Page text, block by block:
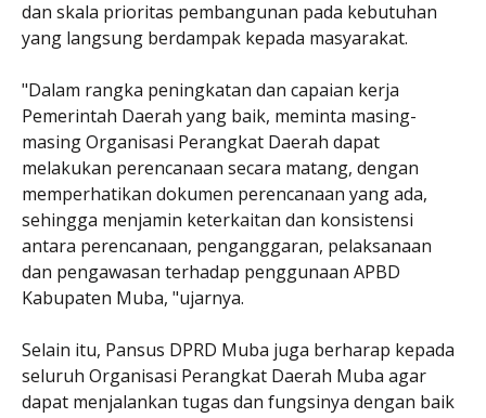
dan skala prioritas pembangunan pada kebutuhan
yang langsung berdampak kepada masyarakat.
"Dalam rangka peningkatan dan capaian kerja
Pemerintah Daerah yang baik, meminta masing-
masing Organisasi Perangkat Daerah dapat
melakukan perencanaan secara matang, dengan
memperhatikan dokumen perencanaan yang ada,
sehingga menjamin keterkaitan dan konsistensi
antara perencanaan, penganggaran, pelaksanaan
dan pengawasan terhadap penggunaan APBD
Kabupaten Muba, "ujarnya.
Selain itu, Pansus DPRD Muba juga berharap kepada
seluruh Organisasi Perangkat Daerah Muba agar
dapat menjalankan tugas dan fungsinya dengan baik